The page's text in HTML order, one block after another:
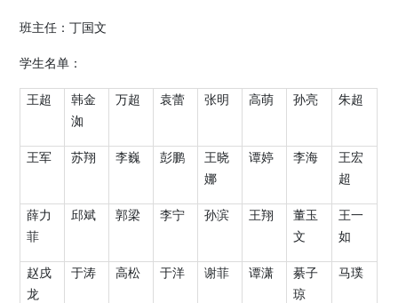
班主任：丁国文
学生名单：
王超
韩金
洳
万超 袁蕾 张明 高萌 孙亮 朱超
王军 苏翔 李巍 彭鹏
王晓
娜
谭婷 李海
王宏
超
薛力
菲
邱斌 郭梁 李宁 孙滨 王翔
董玉
文
王一
如
赵戌
龙
于涛 高松 于洋 谢菲 谭潇
綦子
琼
马璞